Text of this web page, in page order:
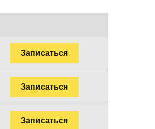
Записаться
Записаться
Записаться